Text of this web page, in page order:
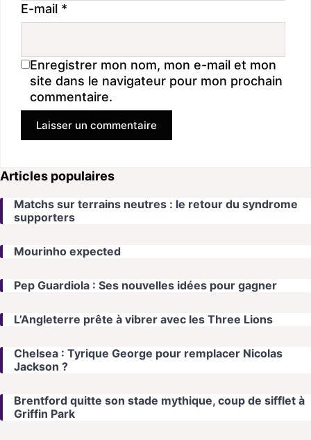
E-mail *
Enregistrer mon nom, mon e-mail et mon
site dans le navigateur pour mon prochain
commentaire.
Articles populaires
Matchs sur terrains neutres : le retour du syndrome
supporters
Mourinho expected
Pep Guardiola : Ses nouvelles idées pour gagner
L’Angleterre prête à vibrer avec les Three Lions
Chelsea : Tyrique George pour remplacer Nicolas
Jackson ?
Brentford quitte son stade mythique, coup de sifflet à
Griffin Park